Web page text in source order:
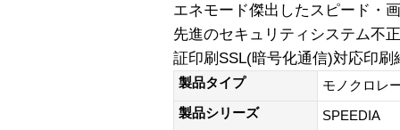
エネモード傑出したスピード・
先進のセキュリティシステム不
証印刷SSL(暗号化通信)対応印
製品タイプ
モノクロレ
製品シリーズ
SPEEDIA